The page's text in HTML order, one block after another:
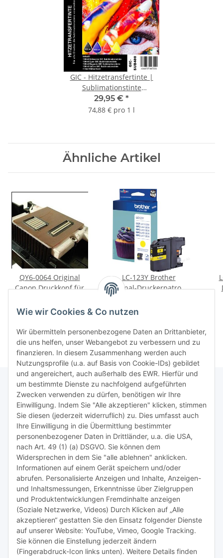
GIC - Hitzetransfertinte |
Sublimationstinte
Promopack - Farbe Black,
Cyan, Magenta, Yellow
29,95 € *
74,88 € pro 1 l
Ähnliche Artikel
QY6-0064 Original
Canon Druckkopf für
MP730, MP740, iP3000,
IX5000
LC-123Y Brother
Original-Druckerpatrone
Druckleistung (gelb)
TiDis Lizenzsystem
Meist besuchte Seiten:
Tipps & Tricks rund um Sublimation
TiDis Videos auf Youtube
Nachfüllpreise für Druckerpatronen
Refillservice Patronen verpacken
TiDis Druckerwerkstatt
TiDis PC & Notebookwerkstatt
Wie wir Cookies & Co nutzen
Wir übermitteln personenbezogene Daten an Drittanbieter,
die uns helfen, unser Webangebot zu verbessern und zu
finanzieren. In diesem Zusammenhang werden auch
Nutzungsprofile (u.a. auf Basis von Cookie-IDs) gebildet
und angereichert, auch außerhalb des EWR. Hierfür und
um bestimmte Dienste zu nachfolgend aufgeführten
Zwecken verwenden zu dürfen, benötigen wir Ihre
Einwilligung. Indem Sie "Alle akzeptieren" klicken, stimmen
Sie diesen (jederzeit widerruflich) zu. Dies umfasst auch
Ihre Einwilligung in die Übermittlung bestimmter
personenbezogener Daten in Drittländer, u.a. die USA,
nach Art. 49 (1) (a) DSGVO. Sie können dem
Widersprechen in dem Sie "alle ablehnen" anklicken.
Informationen auf einem Gerät speichern und/oder
abrufen. Personalisierte Anzeigen und Inhalte, Anzeigen-
und Inhaltsmessungen, Erkenntnisse über Zielgruppen
und Produktentwicklungen Fremdinhalte anzeigen
(Soziale Netzwerke, Videos) Durch Klicken auf „Alle
akzeptieren“ gestatten Sie den Einsatz folgender Dienste
auf unserer Website: YouTube, Vimeo, Google Tracking.
Sie können die Einstellung jederzeit ändern
(Fingerabdruck-Icon links unten). Weitere Details finden